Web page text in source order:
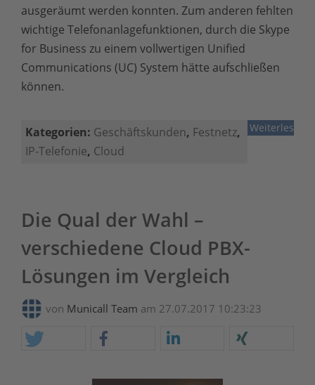
ausgeräumt werden konnten. Zum anderen fehlten
wichtige Telefonanlagefunktionen, durch die Skype
for Business zu einem vollwertigen Unified
Communications (UC) System hätte aufschließen
können.
Weiterlesen
Kategorien: Geschäftskunden, Festnetz,
IP-Telefonie, Cloud
Die Qual der Wahl –
verschiedene Cloud PBX-
Lösungen im Vergleich
von Municall Team am 27.07.2017 10:23:23